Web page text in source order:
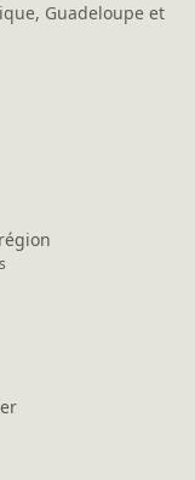
Guadeloupe et